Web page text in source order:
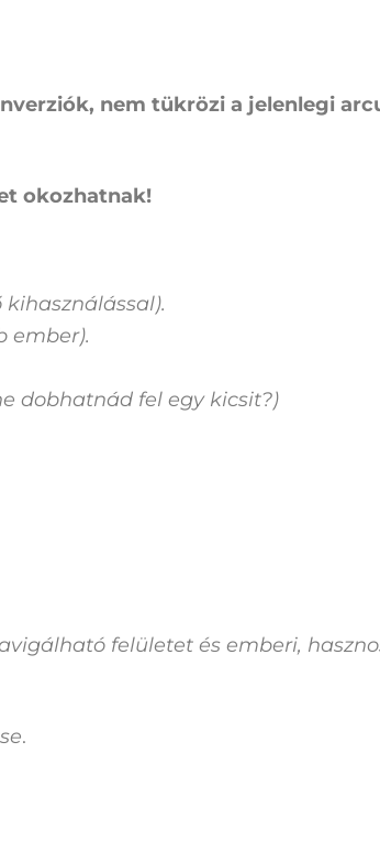
nem tükrözi a jelenlegi
okozhatnak!
ember).
dobhatnád fel egy kicsit?)
felületet és emberi,
.